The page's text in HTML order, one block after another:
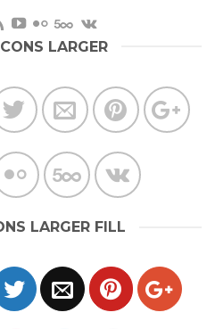
LARGER
LARGER FILL